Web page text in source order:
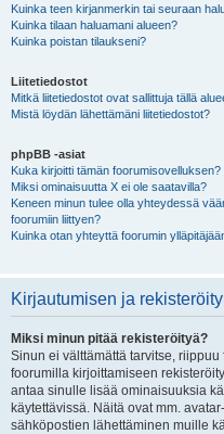
Kuinka teen kirjanmerkin tai seuraan
Kuinka tilaan haluamani alueen?
Kuinka poistan tilaukseni?
Liitetiedostot
Mitkä liitetiedostot ovat sallittuja tällä
Mistä löydän lähettämäni liitetiedostot?
phpBB -asiat
Kuka kirjoitti tämän foorumisovelluksen?
Miksi ominaisuutta X ei ole saatavilla?
Keneen minun tulee olla yhteydessä
foorumiin liittyen?
Kuinka otan yhteyttä foorumin
Kirjautumisen ja
Miksi minun pitää rekisteröityä?
Sinun ei välttämättä tarvitse,
foorumilla kirjoittamiseen
antaa sinulle lisää ominaisuuksia
käytettävissä. Näitä ovat mm.
sähköpostien lähettäminen muille